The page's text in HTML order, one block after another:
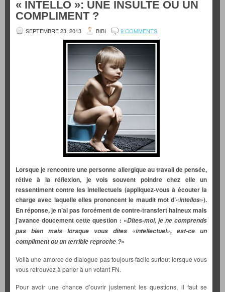
« INTELLO »: UNE INSULTE OU UN
COMPLIMENT ?
SEPTEMBRE 23, 2013 BIBI 9 COMMENTS
Lorsque je rencontre une personne allergique au travail de pensée,
rétive à la réflexion, je vois souvent poindre chez elle un
ressentiment contre les intellectuels (appliquez-vous à écouter la
charge avec laquelle elles prononcent le maudit mot d’«intellos»).
En réponse, je n’ai pas forcément de contre-transfert haineux mais
j’avance doucement cette question : «Dites-moi, je ne comprends
pas bien mais lorsque vous dites «intellectuel», est-ce un
compliment ou un terrible reproche ?»
Voilà une amorce de dialogue pas toujours facile surtout lorsque vous
vous retrouvez à parler à un votant FN.
Pour avoir une chance d’ouvrir justement les questions, il faut se